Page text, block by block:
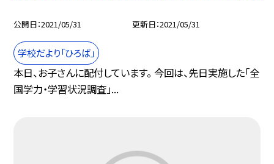
公開日 2021/05/31 更新日 2021/05/31
学校だより「ひろば」
本日、お子さんに配付しています。 今回は、先日実施した「全
国学力・学習状況調査」...